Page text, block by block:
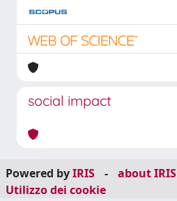
social impact
Powered byIRIS - about IRIS
Utilizzo dei cookie